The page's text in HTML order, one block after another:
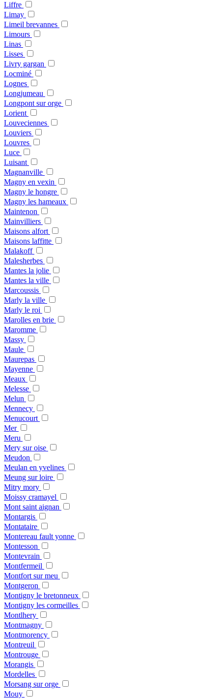
Liffre
Limay
Limeil brevannes
Limours
Linas
Lisses
Livry gargan
Locminé
Lognes
Longjumeau
Longpont sur orge
Lorient
Louveciennes
Louviers
Louvres
Luce
Luisant
Magnanville
Magny en vexin
Magny le hongre
Magny les hameaux
Maintenon
Mainvilliers
Maisons alfort
Maisons laffitte
Malakoff
Malesherbes
Mantes la jolie
Mantes la ville
Marcoussis
Marly la ville
Marly le roi
Marolles en brie
Maromme
Massy
Maule
Maurepas
Mayenne
Meaux
Melesse
Melun
Mennecy
Menucourt
Mer
Meru
Mery sur oise
Meudon
Meulan en yvelines
Meung sur loire
Mitry mory
Moissy cramayel
Mont saint aignan
Montargis
Montataire
Montereau fault yonne
Montesson
Montevrain
Montfermeil
Montfort sur meu
Montgeron
Montigny le bretonneux
Montigny les cormeilles
Montlhery
Montmagny
Montmorency
Montreuil
Montrouge
Morangis
Mordelles
Morsang sur orge
Mouy